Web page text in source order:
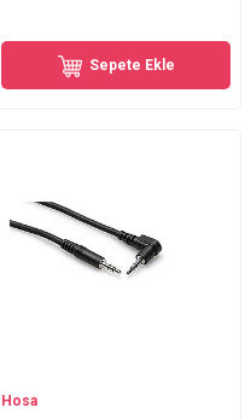
Sepete Ekle
Hosa